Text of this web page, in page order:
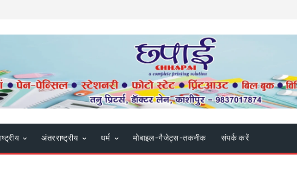
अंतरराष्ट्रीय धर्म मोबाइल-गैजेट्स-तकनीक संपर्क करें